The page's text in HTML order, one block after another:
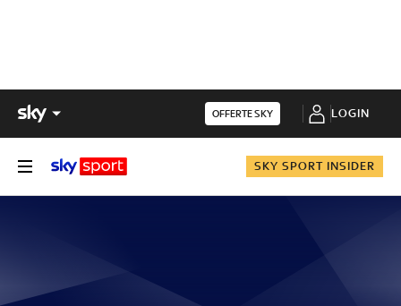
OFFERTE SKY LOGIN
SKY SPORT INSIDER